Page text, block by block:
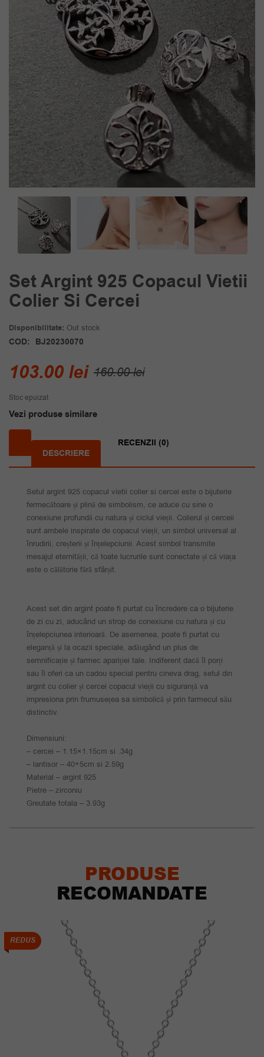
Set Argint 925 Copacul Vietii
Colier Si Cercei
Disponibilitate: Out stock
COD: BJ20230070
160.00leiPrețul
160.00 lei.
103.00 lei
Prețul
Stoc epuizat
Vezi produse similare
DESCRIERE
RECENZII (0)
Setul argint 925 copacul vietii colier si cercei este o bijuterie
fermecătoare și plină de simbolism, ce aduce cu sine o
conexiune profundă cu natura și ciclul vieții. Colierul și cerceii
sunt ambele inspirate de copacul vieții, un simbol universal al
înrudirii, creșterii și înțelepciunii. Acest simbol transmite
mesajul eternității, că toate lucrurile sunt conectate și că viața
este o călătorie fără sfârșit.
Acest set din argint poate fi purtat cu încredere ca o bijuterie
de zi cu zi, aducând un strop de conexiune cu natura și cu
înțelepciunea interioară. De asemenea, poate fi purtat cu
eleganță și la ocazii speciale, adăugând un plus de
semnificație și farmec apariției tale. Indiferent dacă îl porți
sau îl oferi ca un cadou special pentru cineva drag, setul din
argint cu colier și cercei copacul vieții cu siguranță va
impresiona prin frumusețea sa simbolică și prin farmecul său
distinctiv.
Dimensiuni:
– cercei – 1.15×1.15cm si .34g
– lantisor – 40+5cm si 2.59g
Material – argint 925
Pietre – zirconiu
Greutate totala – 3.93g
PRODUSE
RECOMANDATE
REDUS